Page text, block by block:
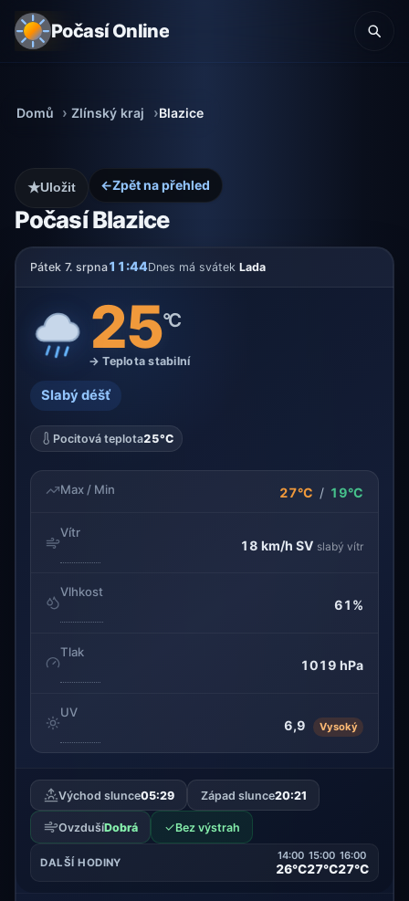
Počasí Online
Domů Zlínský kraj Blazice
←Zpět na přehled
Počasí Blazice
★Uložit
Pátek 7. srpna11:44Dnes má svátek Lada
25°C
→ Teplota stabilní
Slabý déšť
Pocitová teplota25°C
Max / Min 27°C / 19°C
Vítr
18 km/h SV slabý vítr
Vlhkost
61%
Tlak
1019 hPa
UV
6,9 Vysoký
Východ slunce05:29 Západ slunce20:21
OvzdušíDobrá ✓Bez výstrah
DALŠÍ HODINY
14:00
26°C
15:00
27°C
16:00
27°C